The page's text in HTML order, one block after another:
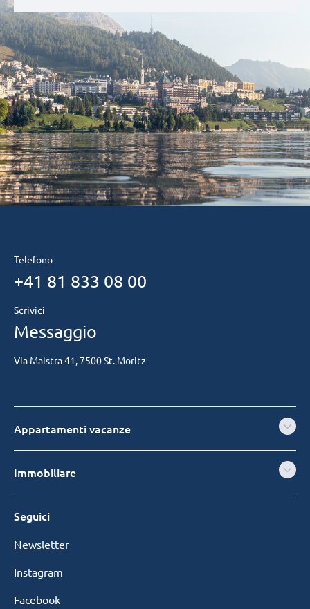
Telefono
+41 81 833 08 00
Scrivici
Messaggio
Via Maistra 41, 7500 St. Moritz
Appartamenti vacanze
Immobiliare
Seguici
Newsletter
Instagram
Facebook